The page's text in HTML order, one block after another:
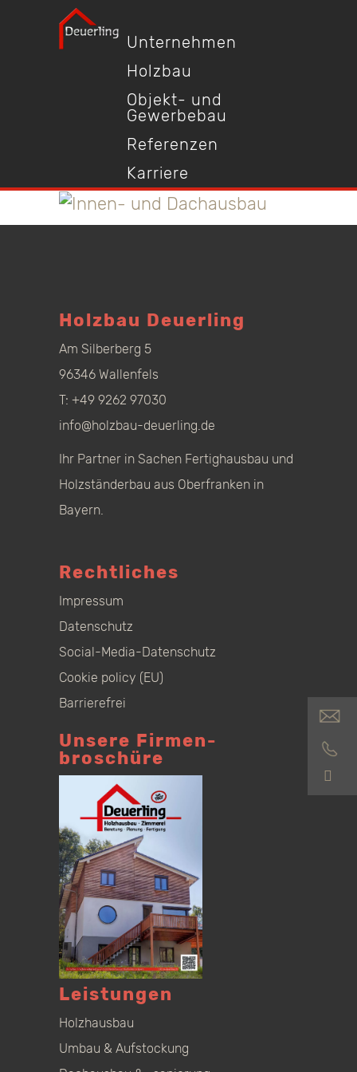
Unternehmen
Holzbau
Objekt- und
Gewerbebau
Referenzen
Karriere
Holzbau Deuerling
Am Silberberg 5
96346 Wallenfels
T: +49 9262 97030
info@holzbau-deuerling.de
Ihr Partner in Sachen Fertighausbau und
Holzständerbau aus Oberfranken in
Bayern.
Rechtliches
Impressum
Datenschutz
Social-Media-Datenschutz
Cookie policy (EU)
Barrierefrei
Unsere Firmen­
broschüre
Leistungen
Holzhausbau
Umbau & Aufstockung